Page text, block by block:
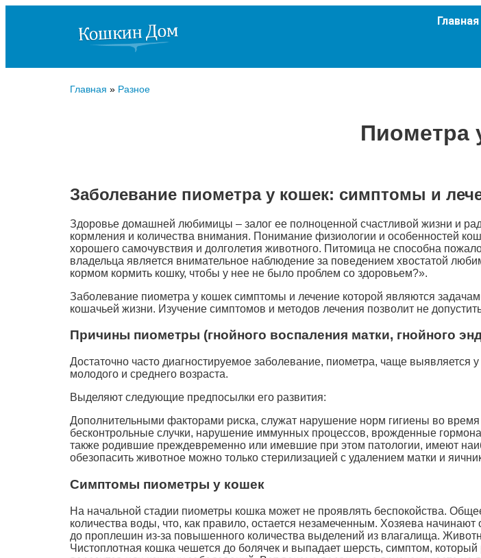
Главная
Главная » Разное
Пиометра
Заболевание пиометра у кошек: симптомы и
Здоровье домашней любимицы – залог ее полноценной счастливой жизни и
кормления и количества внимания. Понимание физиологии и особенностей
хорошего самочувствия и долголетия животного. Питомица не способна
владельца является внимательное наблюдение за поведением хвостатой
кормом кормить кошку, чтобы у нее не было проблем со здоровьем?».
Заболевание пиометра у кошек симптомы и лечение которой являются
кошачьей жизни. Изучение симптомов и методов лечения позволит не
Причины пиометры (гнойного воспаления матки, гнойного
Достаточно часто диагностируемое заболевание, пиометра, чаще выявляется
молодого и среднего возраста.
Выделяют следующие предпосылки его развития:
Дополнительными факторами риска, служат нарушение норм гигиены во
бесконтрольные случки, нарушение иммунных процессов, врожденные
также родившие преждевременно или имевшие при этом патологии, имеют
обезопасить животное можно только стерилизацией с удалением матки и
Симптомы пиометры у кошек
На начальной стадии пиометры кошка может не проявлять беспокойства.
количества воды, что, как правило, остается незамеченным. Хозяева
до проплешин из-за повышенного количества выделений из влагалища.
Чистоплотная кошка чешется до болячек и выпадает шерсть, симптом,